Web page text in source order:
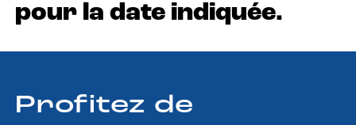
pour la date indiquée.
Profitez de